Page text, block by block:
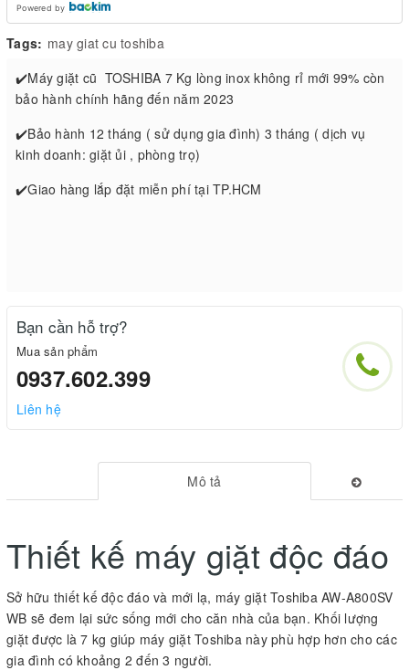
Powered by
Tags: may giat cu toshiba
✔️Máy giặt cũ TOSHIBA 7 Kg lòng inox không rỉ mới 99% còn
bảo hành chính hãng đến năm 2023
✔️Bảo hành 12 tháng ( sử dụng gia đình) 3 tháng ( dịch vụ
kinh doanh: giặt ủi , phòng trọ)
✔️Giao hàng lắp đặt miễn phí tại TP.HCM
Bạn cần hỗ trợ?
Mua sản phẩm
0937.602.399
Liên hệ
Mô tả
Thiết kế máy giặt độc đáo
Sở hữu thiết kế độc đáo và mới lạ, máy giặt Toshiba AW-A800SV
WB sẽ đem lại sức sống mới cho căn nhà của bạn. Khối lượng
giặt được là 7 kg giúp máy giặt Toshiba này phù hợp hơn cho các
gia đình có khoảng 2 đến 3 người.